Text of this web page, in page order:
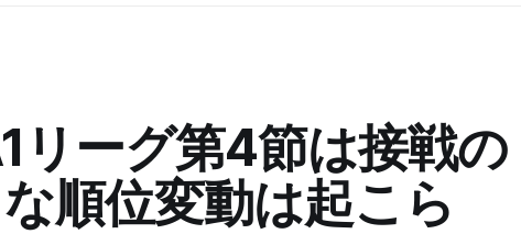
リーグ第4節は接戦の
順位変動は起こら